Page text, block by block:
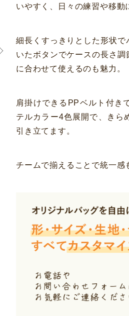
いやすく、日々の練習や移動
細長くすっきりとした形状
いたボタンでケースの長さ
に合わせて使えるのも魅力。
肩掛けできるPPベルト付き
テルカラー4色展開で、きら
引き立てます。
チームで揃えることで統一感